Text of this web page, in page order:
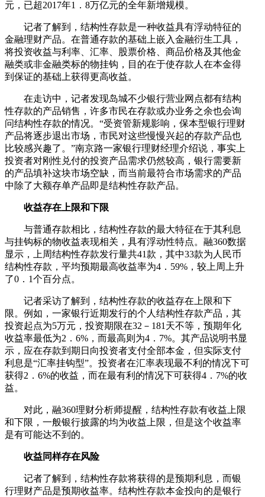
元，已超2017年1．8万亿元的全年新增规模。
记者了解到，结构性存款是一种收益具有浮动特征的
金融理财产品。在普通存款的基础上嵌入金融衍生工具，
将投资收益与利率、汇率、股票价格、商品价格及其他金
融类或非金融类标的物挂钩，目的在于使存款人在本金得
到保证的基础上获得更高收益。
在走访中，记者发现岛城不少银行营业网点都有结构
性存款的产品销售，许多市民在存款或办业务之余也会询
问结构性存款的情况。“受资管新规影响，保本型银行理财
产品将逐步退出市场，市民对这些慢慢兴起的存款产品也
比较感兴趣了。”南京路一家银行理财经理介绍说，事实上
投资者对刚性兑付的投资产品需求仍然较高，银行需要新
的产品填补这块市场空缺，而当前最符合市场需求的产品
中除了大额存单产品即是结构性存款产品。
收益存在上限和下限
与普通存款相比，结构性存款的最大特征在于其利息
与挂钩标的物收益表现相关，具有浮动性特点。融360数据
显示，上周结构性存款发行量共41款，其中33款为人民币
结构性存款，平均预期最高收益率为4．59%，较上周上升
了0．1个百分点。
记者采访了解到，结构性存款的收益存在上限和下
限。例如，一家银行近期发行的个人结构性存款产品，其
投资起点为5万元，投资期限在32－181天不等，预期年化
收益率最低为2．6%，而最高则为4．7%。其产品说明书显
示，应在存款到期日向投资者支付全部本金，但实际支付
利息是“汇率挂钩型”。投资者在汇率表现最不利的情况下可
获得2．6%的收益，而在最有利的情况下可获得4．7%的收
益。
对此，融360理财分析师提醒，结构性存款有收益上限
和下限，一般银行披露的均为收益上限，但是这个收益率
是有可能达不到的。
收益同样存在风险
记者了解到，结构性存款将获得的是预期利息，而银
行理财产品是预期收益率。结构性存款本金投向的是银行